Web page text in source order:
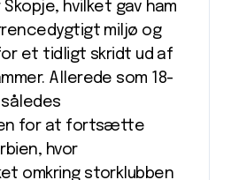
hvilket gav ham
miljø og
et tidligt skridt ud af
Allerede som 18-
for at fortsætte
hvor
omkring storklubben